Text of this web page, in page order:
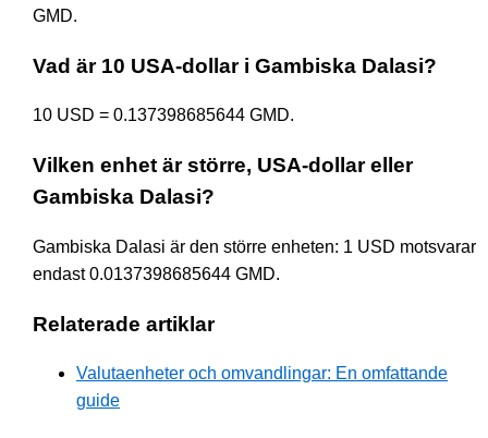
GMD.
Vad är 10 USA-dollar i Gambiska Dalasi?
10 USD = 0.137398685644 GMD.
Vilken enhet är större, USA-dollar eller
Gambiska Dalasi?
Gambiska Dalasi är den större enheten: 1 USD motsvarar
endast 0.0137398685644 GMD.
Relaterade artiklar
Valutaenheter och omvandlingar: En omfattande
guide